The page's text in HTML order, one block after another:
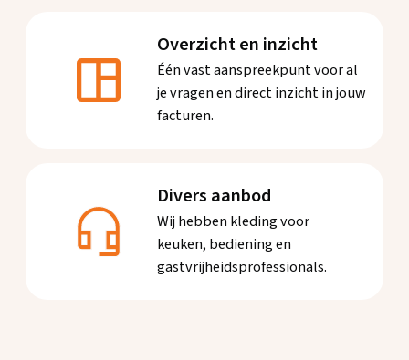
Overzicht en inzicht
Één vast aanspreekpunt voor al
je vragen en direct inzicht in jouw
facturen.
Divers aanbod
Wij hebben kleding voor
keuken, bediening en
gastvrijheidsprofessionals.